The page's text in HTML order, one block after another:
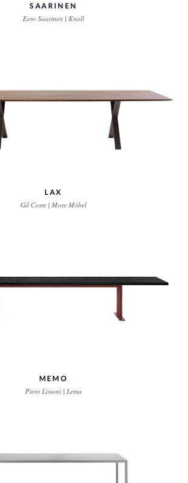
SAARINEN
Eero Saarinen | Knoll
LAX
Gil Coste | More Möbel
MEMO
Piero Lissoni | Lema